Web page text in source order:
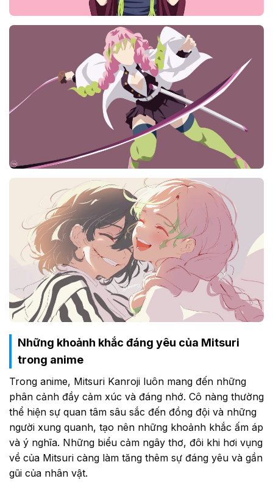
Những khoảnh khắc đáng yêu của Mitsuri
trong anime
Trong anime, Mitsuri Kanroji luôn mang đến những
phân cảnh đầy cảm xúc và đáng nhớ. Cô nàng thường
thể hiện sự quan tâm sâu sắc đến đồng đội và những
người xung quanh, tạo nên những khoảnh khắc ấm áp
và ý nghĩa. Những biểu cảm ngây thơ, đôi khi hơi vụng
về của Mitsuri càng làm tăng thêm sự đáng yêu và gần
gũi của nhân vật.